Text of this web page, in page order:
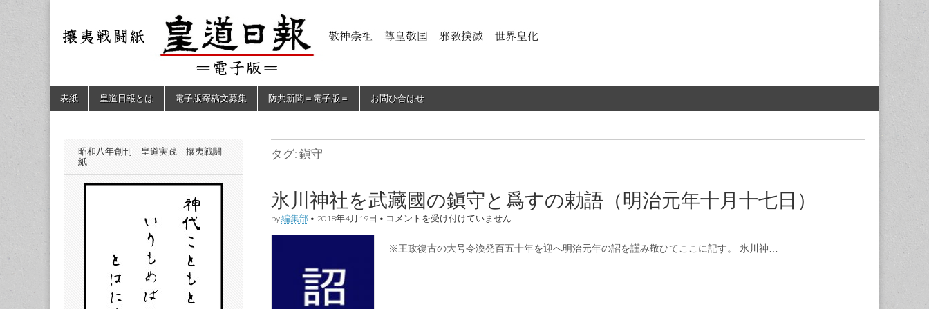
皇道
（防
共新
聞）
敬神
｜崇
祖｜
年創
刊
皇道
践
攘夷
戦闘
Main
menu
Skip
表紙 皇道日報とは 電子版寄稿文募集 防共新聞＝電子版＝ お問ひ合はせ
タグ:鎭守
氷川神社を武藏國の鎭守と爲すの勅語（明治元年十月十七日）
by編集部 • 2018年4月19日 • 氷
社
コメントを受け付けていません
※王政復古の大号令渙発百五十年を迎へ明治元年の詔を謹み敬ひてここに記す。 氷川神…
昭和八年創刊 皇道実践 攘夷戦闘
紙